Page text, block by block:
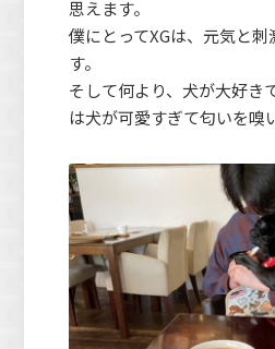
思えます。
僕にとってXGは、元気と
す。
そして何より、犬が大好き
は犬が可愛すぎて匂いを嗅